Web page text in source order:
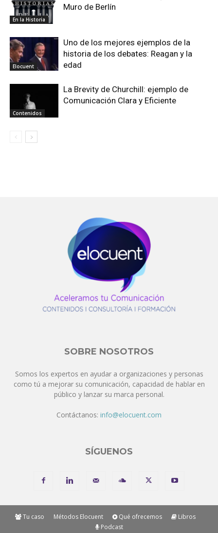
En la Historia
Muro de Berlín
Elocuent
Uno de los mejores ejemplos de la
historia de los debates: Reagan y la
edad
Contenidos
La Brevity de Churchill: ejemplo de
Comunicación Clara y Eficiente
SOBRE NOSOTROS
Somos los expertos en ayudar a organizaciones y personas
como tú a mejorar su comunicación, capacidad de hablar en
público y lanzar su marca personal.
Contáctanos: info@elocuent.com
SÍGUENOS
Tu caso Métodos Elocuent Qué ofrecemos
Libros
Podcast